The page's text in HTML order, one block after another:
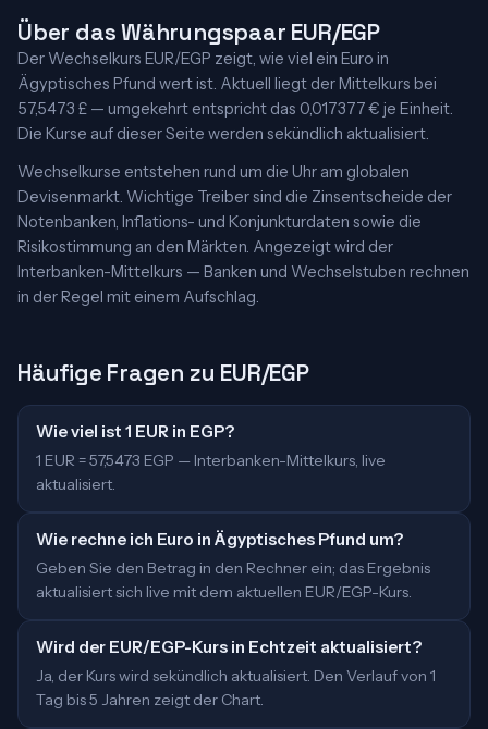
Über das Währungspaar EUR/EGP
Der Wechselkurs EUR/EGP zeigt, wie viel ein Euro in
Ägyptisches Pfund wert ist. Aktuell liegt der Mittelkurs bei
57,5473 £ — umgekehrt entspricht das 0,017377 € je Einheit.
Die Kurse auf dieser Seite werden sekündlich aktualisiert.
Wechselkurse entstehen rund um die Uhr am globalen
Devisenmarkt. Wichtige Treiber sind die Zinsentscheide der
Notenbanken, Inflations- und Konjunkturdaten sowie die
Risikostimmung an den Märkten. Angezeigt wird der
Interbanken-Mittelkurs — Banken und Wechselstuben rechnen
in der Regel mit einem Aufschlag.
Häufige Fragen zu EUR/EGP
Wie viel ist 1 EUR in EGP?
1 EUR = 57,5473 EGP — Interbanken-Mittelkurs, live
aktualisiert.
Wie rechne ich Euro in Ägyptisches Pfund um?
Geben Sie den Betrag in den Rechner ein; das Ergebnis
aktualisiert sich live mit dem aktuellen EUR/EGP-Kurs.
Wird der EUR/EGP-Kurs in Echtzeit aktualisiert?
Ja, der Kurs wird sekündlich aktualisiert. Den Verlauf von 1
Tag bis 5 Jahren zeigt der Chart.